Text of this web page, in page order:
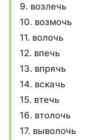
9. возлечь
10. возмочь
11. волочь
12. впечь
13. впрячь
14. вскачь
15. втечь
16. втолочь
17. выволочь